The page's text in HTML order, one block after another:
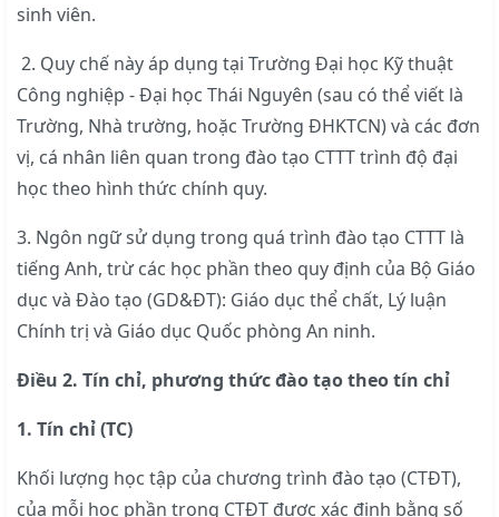
sinh viên.
2. Quy chế này áp dụng tại Trường Đại học Kỹ thuật
Công nghiệp - Đại học Thái Nguyên (sau có thể viết là
Trường, Nhà trường, hoặc Trường ĐHKTCN) và các đơn
vị, cá nhân liên quan trong đào tạo CTTT trình độ đại
học theo hình thức chính quy.
3. Ngôn ngữ sử dụng trong quá trình đào tạo CTTT là
tiếng Anh, trừ các học phần theo quy định của Bộ Giáo
dục và Đào tạo (GD&ĐT): Giáo dục thể chất, Lý luận
Chính trị và Giáo dục Quốc phòng An ninh.
Điều 2. Tín chỉ, phương thức đào tạo theo tín chỉ
1. Tín chỉ (TC)
Khối lượng học tập của chương trình đào tạo (CTĐT),
của mỗi học phần trong CTĐT được xác định bằng số